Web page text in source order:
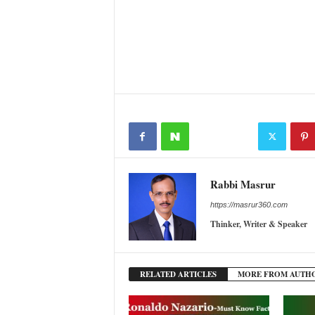
Rabbi Masrur
https://masrur360.com
Thinker, Writer & Speaker
RELATED ARTICLES MORE FROM